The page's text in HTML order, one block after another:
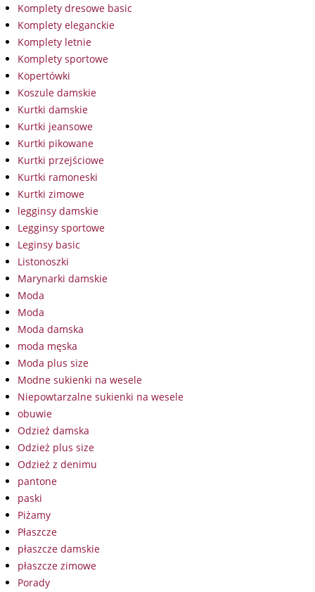
Komplety dresowe basic
Komplety eleganckie
Komplety letnie
Komplety sportowe
Kopertówki
Koszule damskie
Kurtki damskie
Kurtki jeansowe
Kurtki pikowane
Kurtki przejściowe
Kurtki ramoneski
Kurtki zimowe
legginsy damskie
Legginsy sportowe
Leginsy basic
Listonoszki
Marynarki damskie
Moda
Moda
Moda damska
moda męska
Moda plus size
Modne sukienki na wesele
Niepowtarzalne sukienki na wesele
obuwie
Odzież damska
Odzież plus size
Odzież z denimu
pantone
paski
Piżamy
Płaszcze
płaszcze damskie
płaszcze zimowe
Porady